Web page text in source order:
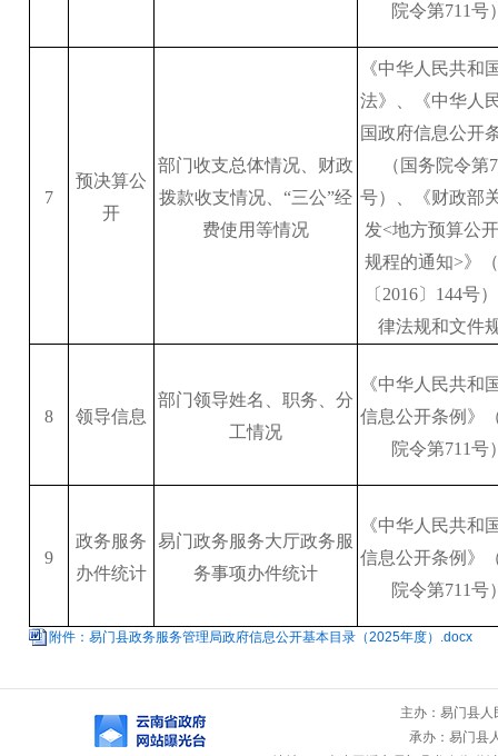
院令第711号
7
预决算公
开
部门收支总体情况、财政
拨款收支情况、 “三公”经
费使用等情况
《中华人民共和
法》、《中华人
国政府信息公开
（国务院令第
号）、《财政部
发<地方预算公
规程的通知>》
〔2016〕144号
律法规和文件
8 领导信息
部门领导姓名、职务、分
工情况
《中华人民共和
信息公开条例》
院令第711号
9
政务服务
办件统计
易门政务服务大厅政务服
务事项办件统计
《中华人民共和
信息公开条例》
院令第711号
附件：易门县政务服务管理局政府信息公开基本目录（2025年度）.docx
主办：易门县
承办：易门县